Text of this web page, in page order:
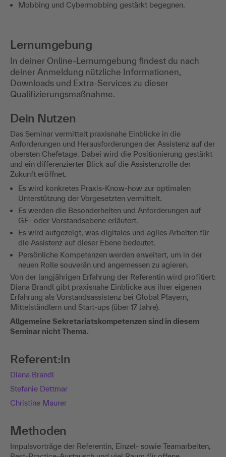
Mobbing und Cybermobbing gestärkt begegnen.
Lernumgebung
In deiner Online-Lernumgebung findest du nach
deiner Anmeldung nützliche Informationen,
Downloads und Extra-Services zu dieser
Qualifizierungsmaßnahme.
Dein Nutzen
Das Seminar vermittelt praxisnahe Einblicke in die
Anforderungen und Herausforderungen der Assistenz auf der
obersten Chefetage. Dabei wird die Positionierung gestärkt
und ein differenzierter Blick auf die Assistenzrolle der
Zukunft eröffnet.
Es wird konkretes Praxis-Know-how zur optimalen
Unterstützung der Vorgesetzten vermittelt.
Es werden die Besonderheiten und Anforderungen auf
GF- oder Vorstandsebene erläutert.
Es wird aufgezeigt, was digitales und agiles Arbeiten für
die Assistenz auf dieser Ebene bedeutet.
Persönliche Kompetenzen werden erweitert, um in der
neuen Rolle souverän und angemessen zu agieren.
Von der langjährigen Erfahrung der Referentin wird profitiert:
Diana Brandl gibt praxisnahe Einblicke aus ihrer eigenen
Erfahrung als Vorstandsassistenz bei Global Playern,
Mittelständlern und Start-ups (über 17 Jahre).
Allgemeine Sekretariatskompetenzen sind in diesem
Seminar nicht Thema.
Referent:in
Diana Brandl
Stefanie Dettmar
Christine Maurer
Methoden
Impulsvorträge der Referentin, Einzel- sowie Teamarbeiten,